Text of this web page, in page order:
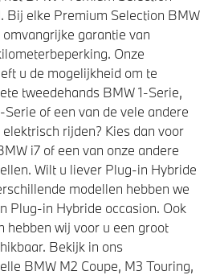
Bij elke Premium Selection BMW
garantie van
Onze
u de mogelijkheid om te
tweedehands BMW 1-Serie,
of een van de vele andere
rijden? Kies dan voor
i7 of een van onze andere
Wilt u liever Plug-in Hybride
modellen hebben we
Plug-in Hybride occasion. Ook
hebben wij voor u een groot
Bekijk in ons
BMW M2 Coupe, M3 Touring,